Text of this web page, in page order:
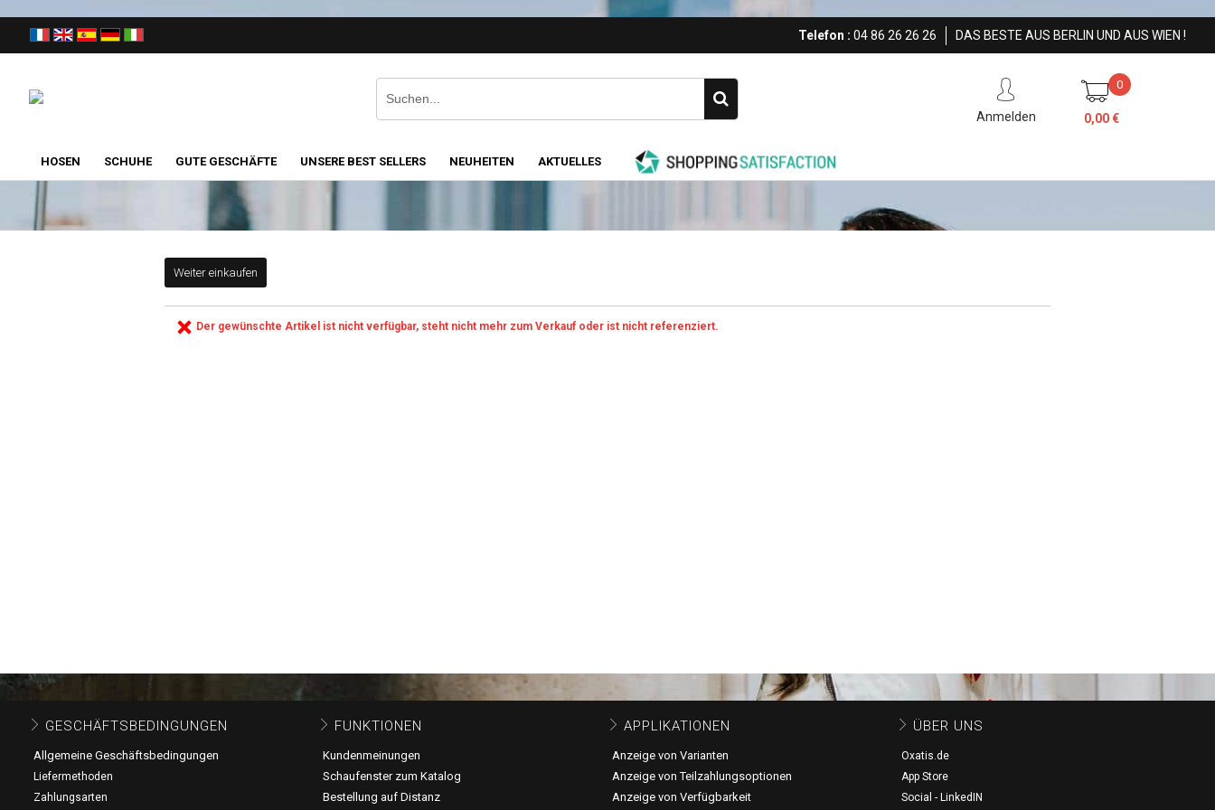
Telefon : 04 86 26 26 26 DAS BESTE AUS BERLIN UND AUS WIEN !
Anmelden
0
0,00 €
HOSEN SCHUHE GUTE GESCHÄFTE UNSERE BEST SELLERS NEUHEITEN AKTUELLES
Weiter einkaufen
Der gewünschte Artikel ist nicht verfügbar, steht nicht mehr zum Verkauf oder ist nicht referenziert.
GESCHÄFTSBEDINGUNGEN
Allgemeine Geschäftsbedingungen
Liefermethoden
Zahlungsarten
FUNKTIONEN
Kundenmeinungen
Schaufenster zum Katalog
Bestellung auf Distanz
APPLIKATIONEN
Anzeige von Varianten
Anzeige von Teilzahlungsoptionen
Anzeige von Verfügbarkeit
ÜBER UNS
Oxatis.de
App Store
Social - LinkedIN